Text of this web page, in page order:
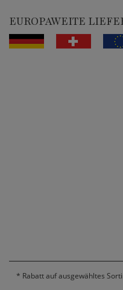
EUROPAWEITE
* Rabatt auf ausgewähltes